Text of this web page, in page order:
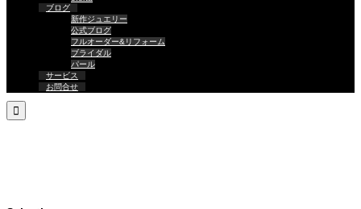
ブログ
新作ジュエリー
公式ブログ
フルオーダー&リフォーム
ブライダル
パール
サービス
お問合せ
